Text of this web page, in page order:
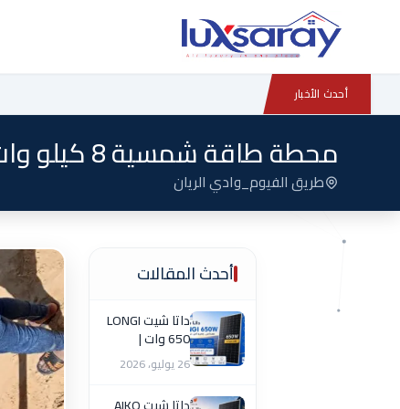
أحدث الأخبار
محطة طاقة شمسية 8 كيلو وات منفصلة عن الشبكة
طريق الفيوم_وادي الريان
أحدث المقالات
داتا شيت LONGI
650 وات |
المواصفات
الكاملة
26 يوليو، 2026